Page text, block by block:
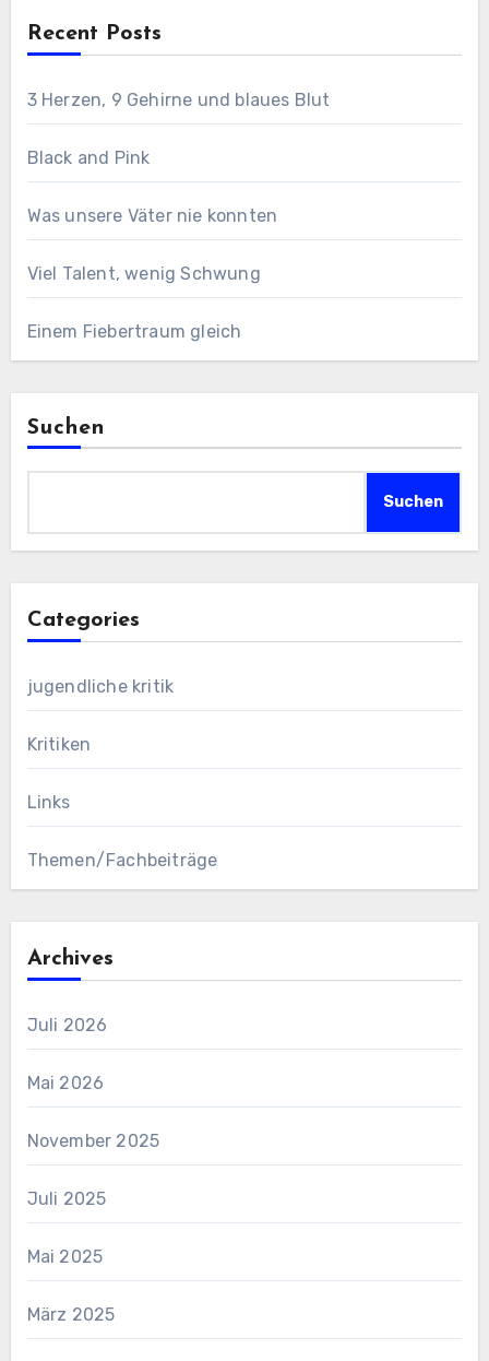
Recent Posts
3 Herzen, 9 Gehirne und blaues Blut
Black and Pink
Was unsere Väter nie konnten
Viel Talent, wenig Schwung
Einem Fiebertraum gleich
Suchen
Suchen
Categories
jugendliche kritik
Kritiken
Links
Themen/Fachbeiträge
Archives
Juli 2026
Mai 2026
November 2025
Juli 2025
Mai 2025
März 2025